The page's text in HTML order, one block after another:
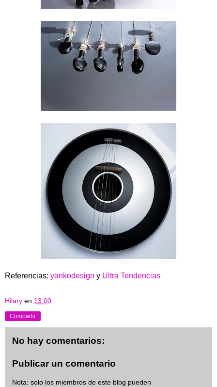
Referencias: yankodesign y Ultra Tendencias
Hilary en 13:00
Compartir
No hay comentarios:
Publicar un comentario
Nota: solo los miembros de este blog pueden